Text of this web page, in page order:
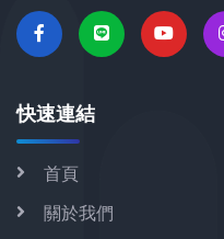
快速連結
首頁
關於我們